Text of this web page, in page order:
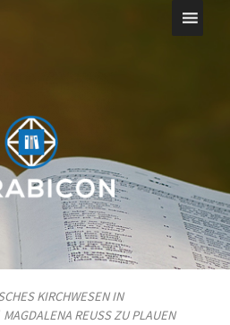
KIRCHWESEN IN
MAGDALENA REUSS ZU PLAUEN A